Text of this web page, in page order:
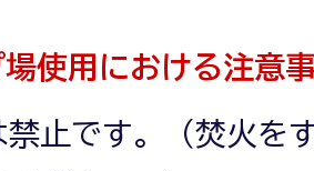
場使用における注意
禁止です。（焚火を